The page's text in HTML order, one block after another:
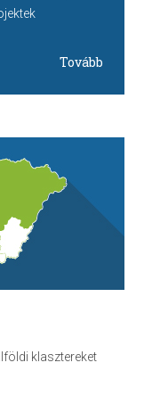
Tovább
klasztereket